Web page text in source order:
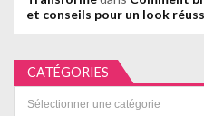
et conseils pour un look
CATÉGORIES